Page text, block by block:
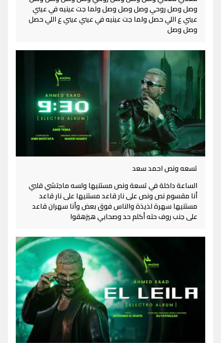
وصل وصل روحي وصل وصل وصل ولما جت عينيه في عيني
عيني ع اللي حصل ولما جت عينيه في عيني عيني ع اللي حصل
وصل وصل
تسعه ونص احمد سعد
الساعة داخلة في تسعة ونص مستنيها ولسه ماجتشي قلبي
أنا مقسوم نص ونص على نار قاعد مستنيها على نار قاعد
مستنيها سهرة لذيذة والناس فوق بعض وأنا سهران قاعد
على جنب روف حته أكلم حد وصحابي هيزهقوا